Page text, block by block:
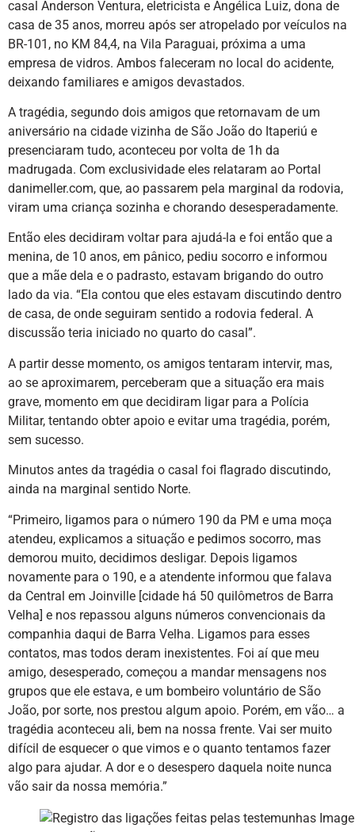
casal Anderson Ventura, eletricista e Angélica Luiz, dona de
casa de 35 anos, morreu após ser atropelado por veículos na
BR-101, no KM 84,4, na Vila Paraguai, próxima a uma
empresa de vidros. Ambos faleceram no local do acidente,
deixando familiares e amigos devastados.
A tragédia, segundo dois amigos que retornavam de um
aniversário na cidade vizinha de São João do Itaperiú e
presenciaram tudo, aconteceu por volta de 1h da
madrugada. Com exclusividade eles relataram ao Portal
danimeller.com, que, ao passarem pela marginal da rodovia,
viram uma criança sozinha e chorando desesperadamente.
Então eles decidiram voltar para ajudá-la e foi então que a
menina, de 10 anos, em pânico, pediu socorro e informou
que a mãe dela e o padrasto, estavam brigando do outro
lado da via. “Ela contou que eles estavam discutindo dentro
de casa, de onde seguiram sentido a rodovia federal. A
discussão teria iniciado no quarto do casal”.
A partir desse momento, os amigos tentaram intervir, mas,
ao se aproximarem, perceberam que a situação era mais
grave, momento em que decidiram ligar para a Polícia
Militar, tentando obter apoio e evitar uma tragédia, porém,
sem sucesso.
Minutos antes da tragédia o casal foi flagrado discutindo,
ainda na marginal sentido Norte.
“Primeiro, ligamos para o número 190 da PM e uma moça
atendeu, explicamos a situação e pedimos socorro, mas
demorou muito, decidimos desligar. Depois ligamos
novamente para o 190, e a atendente informou que falava
da Central em Joinville [cidade há 50 quilômetros de Barra
Velha] e nos repassou alguns números convencionais da
companhia daqui de Barra Velha. Ligamos para esses
contatos, mas todos deram inexistentes. Foi aí que meu
amigo, desesperado, começou a mandar mensagens nos
grupos que ele estava, e um bombeiro voluntário de São
João, por sorte, nos prestou algum apoio. Porém, em vão… a
tragédia aconteceu ali, bem na nossa frente. Vai ser muito
difícil de esquecer o que vimos e o quanto tentamos fazer
algo para ajudar. A dor e o desespero daquela noite nunca
vão sair da nossa memória.”